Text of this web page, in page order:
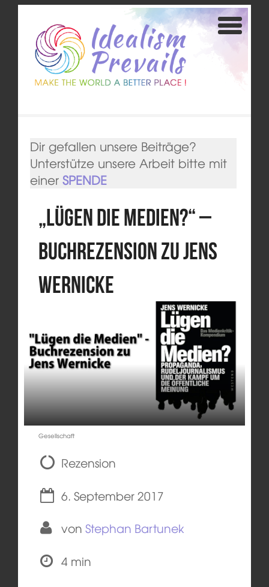
Dir gefallen unsere Beiträge?
Unterstütze unsere Arbeit bitte mit
einer SPENDE
„Lügen die Medien?“ –
Buchrezension zu Jens
Wernicke
Gesellschaft
Rezension
6. September 2017
von Stephan Bartunek
4 min